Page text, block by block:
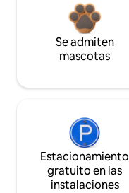
Se admiten
mascotas
Estacionamiento
gratuito en las
instalaciones